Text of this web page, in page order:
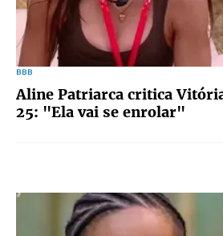
BBB
Aline Patriarca critica
25: "Ela vai se enrolar"